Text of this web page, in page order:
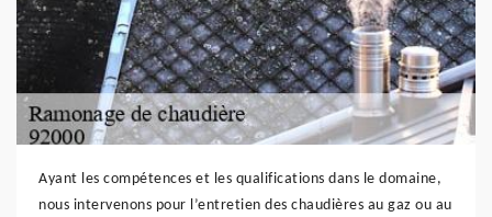
Ayant les compétences et les qualifications dans le domaine,
nous intervenons pour l’entretien des chaudières au gaz ou au